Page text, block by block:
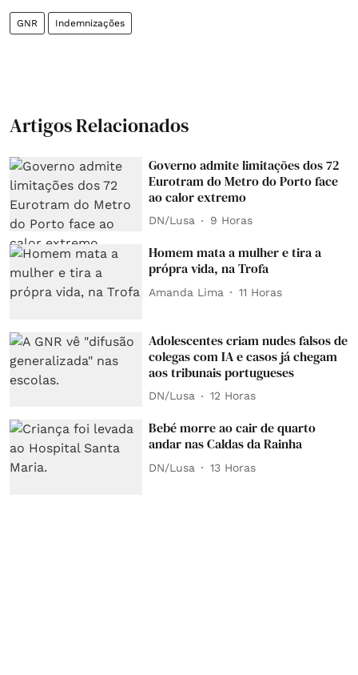
GNR Indemnizações
Artigos Relacionados
Governo admite limitações dos 72
Eurotram do Metro do Porto face
ao calor extremo
DN/Lusa 9 Horas
Homem mata a mulher e tira a
própra vida, na Trofa
Amanda Lima 11 Horas
Adolescentes criam nudes falsos de
colegas com IA e casos já chegam
aos tribunais portugueses
DN/Lusa 12 Horas
Bebé morre ao cair de quarto
andar nas Caldas da Rainha
DN/Lusa 13 Horas